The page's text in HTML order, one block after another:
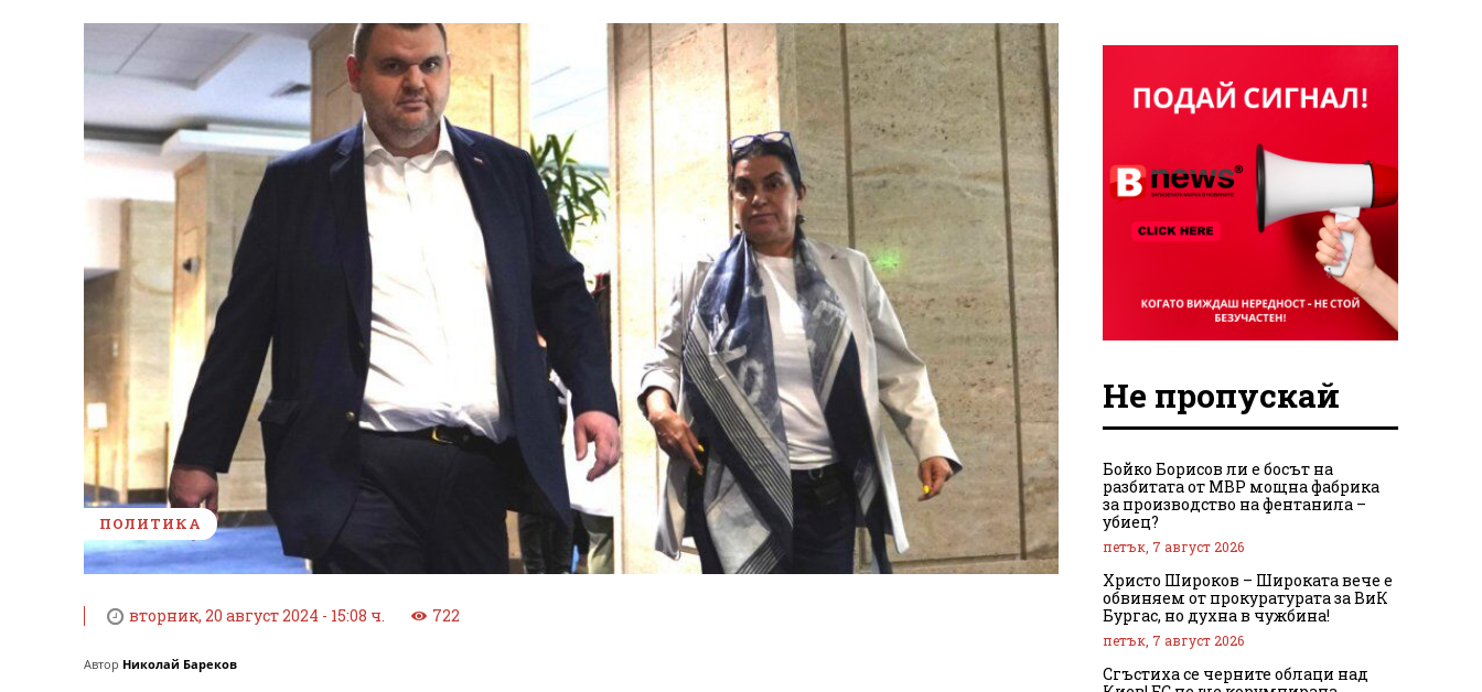
ПОЛИТИКА
вторник, 20 август 2024 - 15:08 ч. 722
Автор Николай Бареков
Не пропускай
Бойко Борисов ли е босът на
разбитата от МВР мощна фабрика
за производство на фентанила –
убиец?
петък, 7 август 2026
Христо Широков – Широката вече е
обвиняем от прокуратурата за ВиК
Бургас, но духна в чужбина!
петък, 7 август 2026
Сгъстиха се черните облаци над